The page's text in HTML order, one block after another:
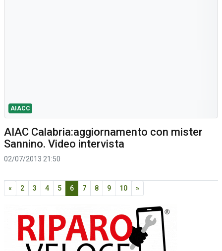
AIACC
AIAC Calabria:aggiornamento con mister
Sannino. Video intervista
02/07/2013 21:50
« 2 3 4 5 6 7 8 9 10 »